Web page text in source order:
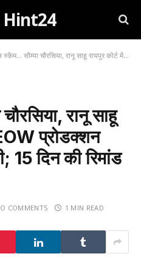
सौम्या चौरसिया, रानू साहू रायपुर कोर्ट में पेश:EOW प्रोडक्शन वारंट पर लेकर पहुंची; 15 दिन की रिमांड मांगी
रानू साहू
प्रोडक्शन
15 दिन की रिमांड
COMMENTS 1 MIN READ